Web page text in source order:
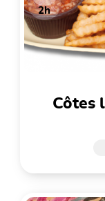
2h
côtes levées bar-b-barn de